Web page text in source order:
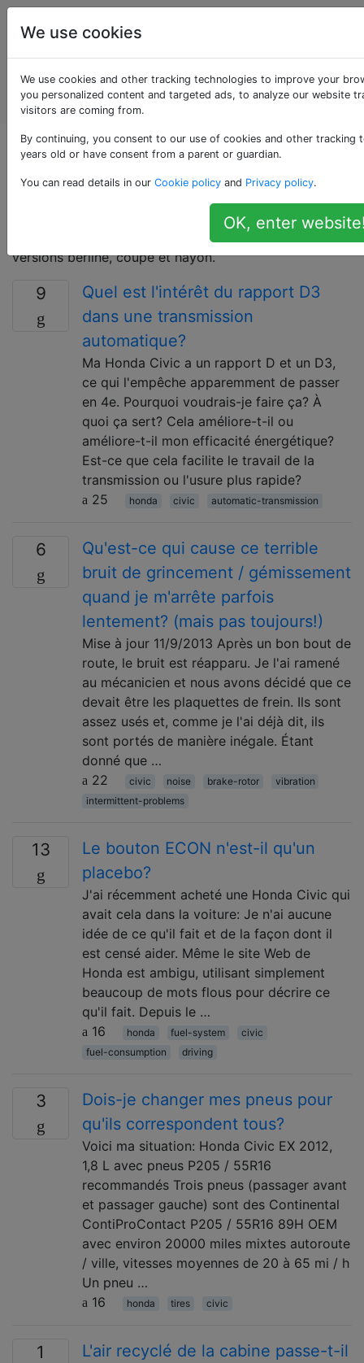
Entretien et
réparation
de
véhicules
automobiles
Account
Questions marquées
Un véhicule compact produit par Honda offert en
versions berline, coupé et hayon.
9
Quel est l'intérêt du rapport D3
dans une transmission
automatique?
Ma Honda Civic a un rapport D et un D3,
ce qui l'empêche apparemment de passer
en 4e. Pourquoi voudrais-je faire ça? À
quoi ça sert? Cela améliore-t-il ou
améliore-t-il mon efficacité énergétique?
Est-ce que cela facilite le travail de la
transmission ou l'usure plus rapide?
25
honda civic automatic-transmission
6
Qu'est-ce qui cause ce terrible
bruit de grincement / gémissement
quand je m'arrête parfois
lentement? (mais pas toujours!)
Mise à jour 11/9/2013 Après un bon bout de
route, le bruit est réapparu. Je l'ai ramené
au mécanicien et nous avons décidé que ce
devait être les plaquettes de frein. Ils sont
assez usés et, comme je l'ai déjà dit, ils
sont portés de manière inégale. Étant
donné que …
22
civic noise brake-rotor
vibration
intermittent-problems
13
Le bouton ECON n'est-il qu'un
placebo?
J'ai récemment acheté une Honda Civic qui
avait cela dans la voiture: Je n'ai aucune
idée de ce qu'il fait et de la façon dont il
est censé aider. Même le site Web de
Honda est ambigu, utilisant simplement
beaucoup de mots flous pour décrire ce
qu'il fait. Depuis le …
16
honda fuel-system
civic
fuel-consumption
driving
3
Dois-je changer mes pneus pour
qu'ils correspondent tous?
Voici ma situation: Honda Civic EX 2012,
1,8 L avec pneus P205 / 55R16
recommandés Trois pneus (passager avant
et passager gauche) sont des Continental
ContiProContact P205 / 55R16 89H OEM
avec environ 20000 miles mixtes autoroute
/ ville, vitesses moyennes de 20 à 65 mi / h
Un pneu …
16
honda tires civic
1
L'air recyclé de la cabine passe-t-il
We use cookies
We use cookies and other tracking technologies to improve your
you personalized content and targeted ads, to analyze our website
visitors are coming from.
By continuing, you consent to our use of cookies and other tracking
years old or have consent from a parent or guardian.
You can read details in our Cookie policy and Privacy policy.
OK, enter